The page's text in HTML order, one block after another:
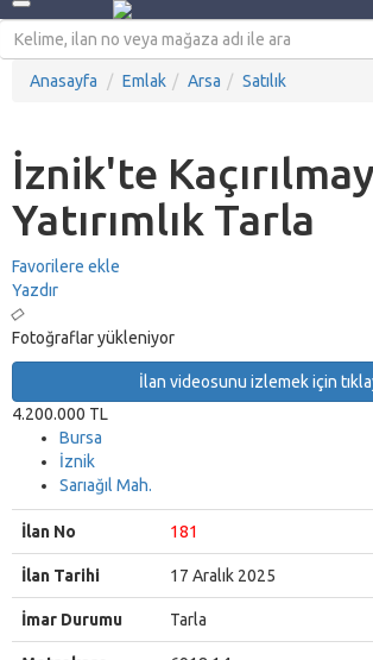
Anasayfa Emlak Arsa Satılık
İznik'te
Yatırımlık Tarla
Favorilere ekle
Yazdır
Fotoğraflar yükleniyor
İlan videosunu izlemek için
4.200.000 TL
Bursa
İznik
Sarıağıl Mah.
İlan No 181
İlan Tarihi 17 Aralık 2025
İmar Durumu Tarla